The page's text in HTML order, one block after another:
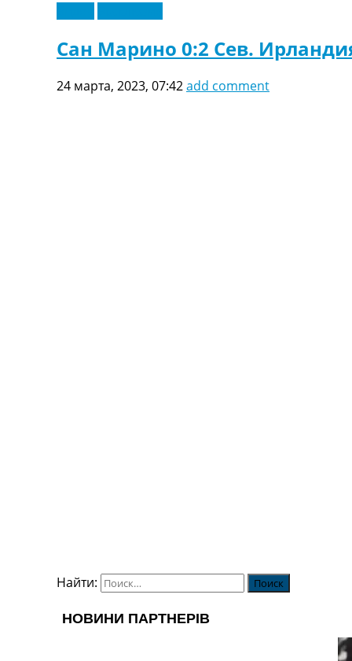
Сан Марино 0:2 Сев.
24 марта, 2023, 07:42add comment
Найти: